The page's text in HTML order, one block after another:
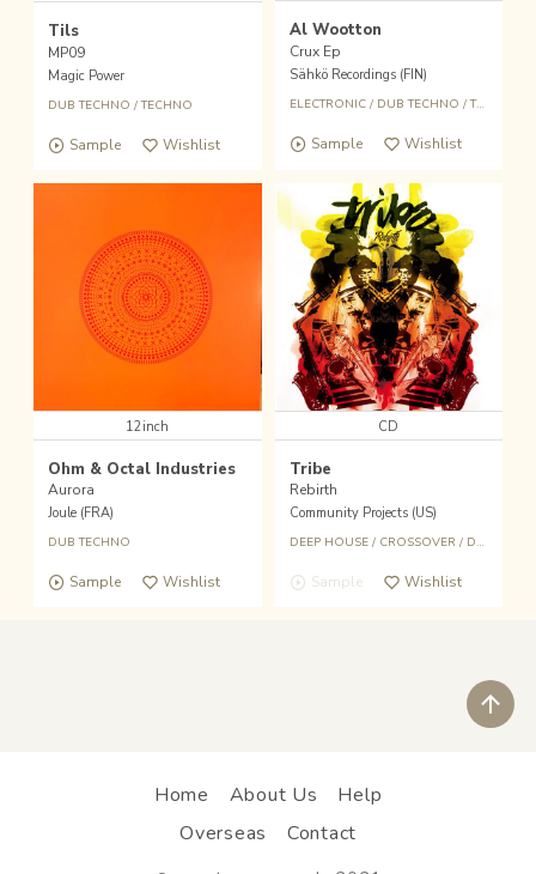
Tils
MP09
Magic Power
DUB TECHNO /TECHNO
Sample Wishlist
Al Wootton
Crux Ep
Sähkö Recordings (FIN)
ELECTRONIC/ DUB TECHNO /TRIBAL
Sample Wishlist
12inch
Ohm & Octal Industries
Aurora
Joule (FRA)
DUB TECHNO
Sample Wishlist
CD
Tribe
Rebirth
Community Projects (US)
DEEP HOUSE/ CROSSOVER / DETROIT
Sample Wishlist
Home About Us
Help
Overseas
Contact